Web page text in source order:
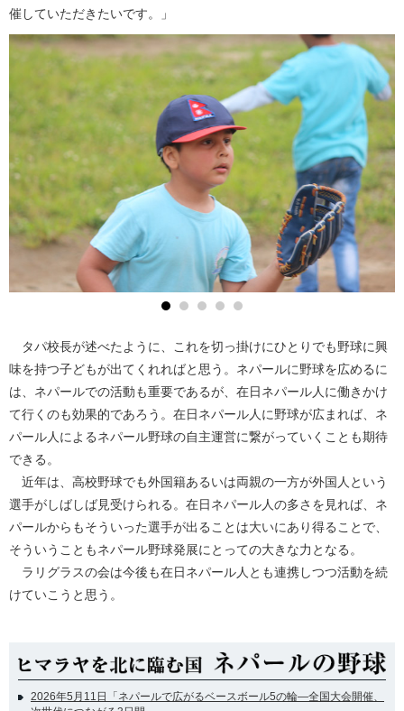
催していただきたいです。」
タパ校長が述べたように、これを切っ掛けにひとりでも野球に興
味を持つ子どもが出てくれればと思う。ネパールに野球を広めるに
は、ネパールでの活動も重要であるが、在日ネパール人に働きかけ
て行くのも効果的であろう。在日ネパール人に野球が広まれば、ネ
パール人によるネパール野球の自主運営に繋がっていくことも期待
できる。
近年は、高校野球でも外国籍あるいは両親の一方が外国人という
選手がしばしば見受けられる。在日ネパール人の多さを見れば、ネ
パールからもそういった選手が出ることは大いにあり得ることで、
そういうこともネパール野球発展にとっての大きな力となる。
ラリグラスの会は今後も在日ネパール人とも連携しつつ活動を続
けていこうと思う。
2026年5月11日「ネパールで広がるベースボール5の輪―全国大会開催、